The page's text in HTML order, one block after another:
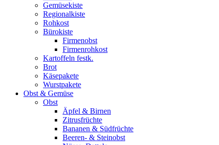
Gemüsekiste
Regionalkiste
Rohkost
Bürokiste
Firmenobst
Firmenrohkost
Kartoffeln festk.
Brot
Käsepakete
Wurstpakete
Obst & Gemüse
Obst
Äpfel & Birnen
Zitrusfrüchte
Bananen & Südfrüchte
Beeren- & Steinobst